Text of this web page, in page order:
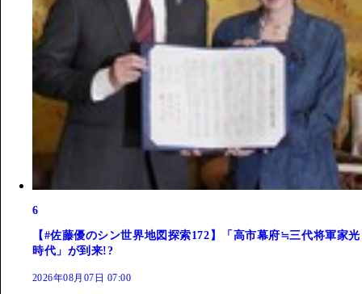
6
【#佐藤優のシン世界地図探索172】「高市幕府≒三代将軍家光
時代」が到来!?
2026年08月07日 07:00